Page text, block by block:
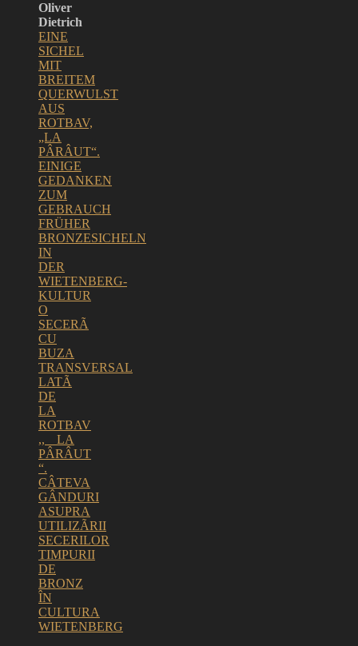
Oliver
Dietrich
EINE
SICHEL
MIT
BREITEM
QUERWULST
AUS
ROTBAV,
„LA
PÂRÂUT“.
EINIGE
GEDANKEN
ZUM
GEBRAUCH
FRÜHER
BRONZESICHELN
IN
DER
WIETENBERG-
KULTUR
O
SECERÃ
CU
BUZA
TRANSVERSAL
LATÃ
DE
LA
ROTBAV
,, LA
PÂRÂUT
“.
CÂTEVA
GÂNDURI
ASUPRA
UTILIZÃRII
SECERILOR
TIMPURII
DE
BRONZ
ÎN
CULTURA
WIETENBERG